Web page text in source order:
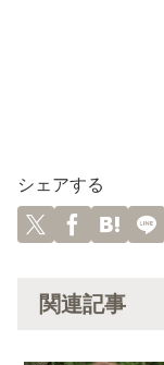
シェアする
関連記事